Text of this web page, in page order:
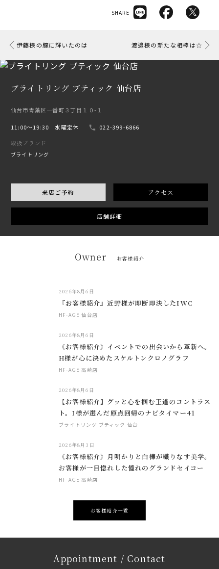
SHARE
伊藤様の腕に輝いたのは 渡邉様の新たな相棒は☆
ブライトリング ブティック 仙台店
仙台市青葉区一番町３丁目１０-１
11:00〜19:30 水曜定休
022-399-6866
取扱ブランド
ブライトリング
来店ご予約 アクセス
店舗詳細
Owner お客様紹介
2026年8月6日
『お客様紹介』近野様が即断即決したIWC
HF-AGE 仙台店
2026年8月6日
《お客様紹介》イベントでの出会いから革新へ。
H様が心に決めたスケルトンクロノグラフ
HF-AGE 高崎店
2026年8月6日
【お客様紹介】グッと心を掴む王道のコントラス
ト。I様が選んだ原点回帰のナビタイマー41
ブライトリング ブティック 仙台
2026年8月3日
《お客様紹介》月明かりと白樺が織りなす美学。
お客様が一目惚れした憧れのグランドセイコー
HF-AGE 高崎店
お客様紹介一覧
Appointment / Contact